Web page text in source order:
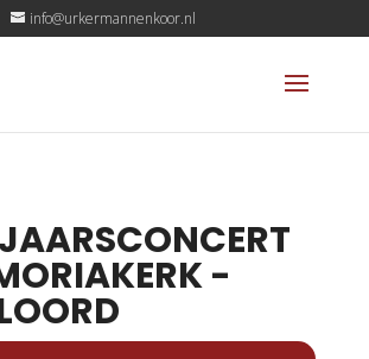
info@urkermannenkoor.nl
-